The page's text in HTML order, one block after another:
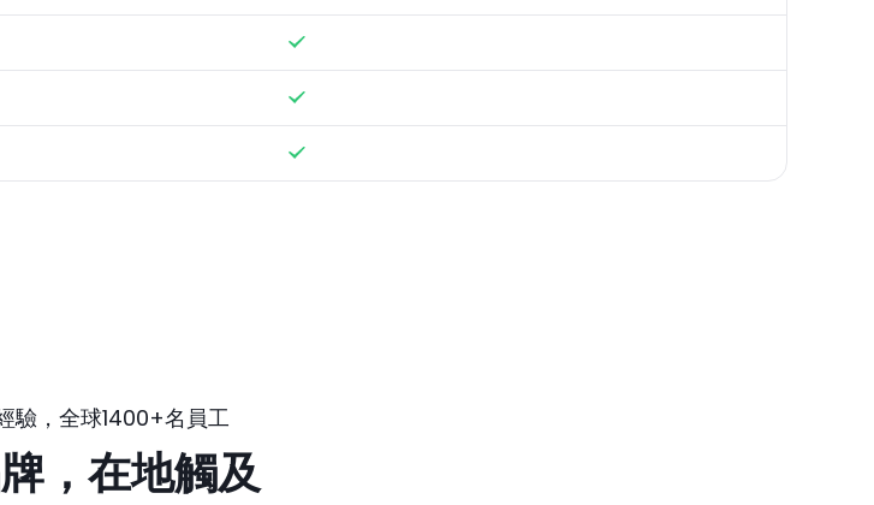
驗，全球1400+名員工
，在地觸及